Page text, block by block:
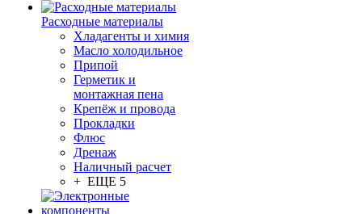
Расходные материалы
Хладагенты и химия
Масло холодильное
Припой
Герметик и
монтажная пена
Крепёж и провода
Прокладки
Флюс
Дренаж
Наличный расчет
+ ЕЩЕ 5